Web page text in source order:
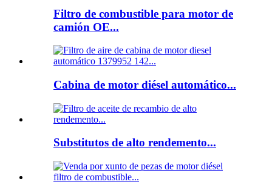
Filtro de combustible para motor de
camión OE...
Cabina de motor diésel automático...
Substitutos de alto rendemento...